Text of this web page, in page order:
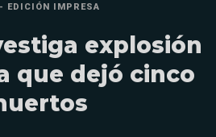
EDICIÓN IMPRESA
explosión
que dejó cinco